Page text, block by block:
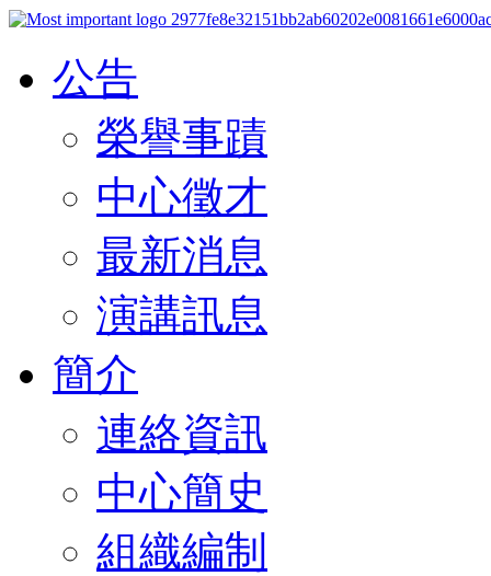
公告
榮譽事蹟
中心徵才
最新消息
演講訊息
簡介
連絡資訊
中心簡史
組織編制